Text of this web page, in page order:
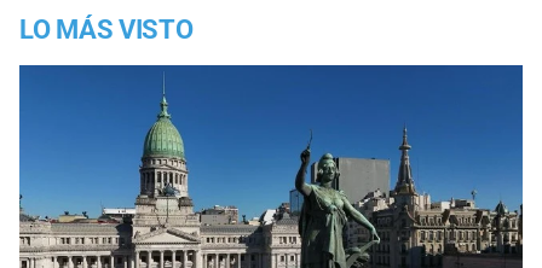
LO MÁS VISTO